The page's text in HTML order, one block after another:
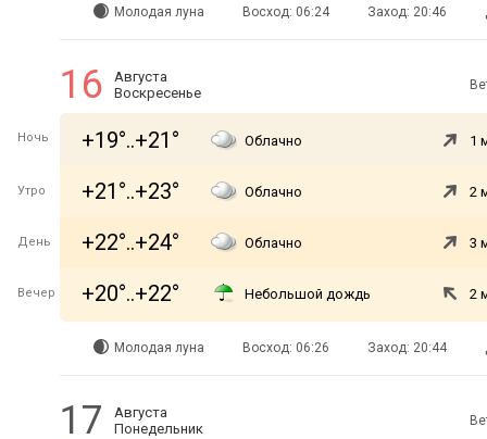
Молодая луна Восход: 06:24 Заход: 20:46
16
Августа
Воскресенье
Ночь +19°..+21° Облачно 1
Утро +21°..+23° Облачно 2
День +22°..+24° Облачно 3
Вечер +20°..+22° Небольшой дождь 2
Молодая луна Восход: 06:26 Заход: 20:44
17
Августа
Понедельник